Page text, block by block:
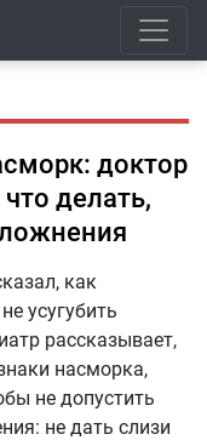
доктор
делать,
как
усугубить
рассказывает,
насморка,
не допустить
не дать слизи